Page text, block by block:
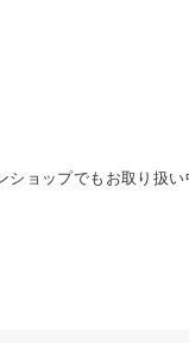
ショップでもお取り扱い